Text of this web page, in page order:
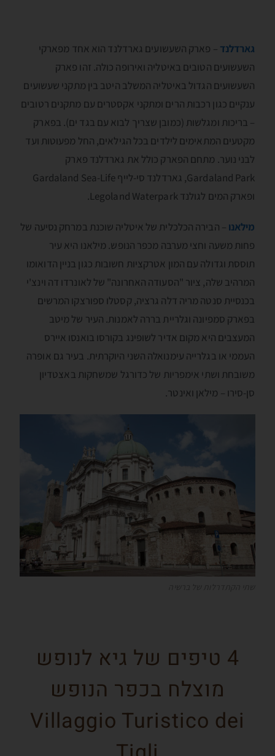
גארדלנד – פארק השעשועים גארדלנד הוא אחד מפארקי
השעשועים הטובים באיטליה ואירופה כולה. זהו פארק
השעשועים הגדול באיטליה המשלב היטב בין מתקני שעשועים
ענקיים כגון רכבות הרים ומתקני אקסטרים עם מתקנים רטובים
– בריכות ומגלשות (כמובן שצריך לבוא עם בגד ים). בפארק
מקטעים המתאימים לילדים בכל הגילאים, החל מפעוטות ועד
לבני נוער. מתחם הפארק כולל את גארדלנד פארק
Gardaland Park, גארדלנד סי-לייף Gardaland Sea-Life
ופארק המים לגולנד Legoland Waterpark.
מילאנו – הבירה הכלכלית של איטליה שוכנת במרחק נסיעה של
פחות משעה וחצי מערבה מכפר הנופש. מילאנו היא עיר
תוססת וגדולה עם המון אטרקציות חשובות כגון בניין הדואומו
המרהיב שלה, ציור "הסעודה האחרונה" של לאונרדו דה וינצ'י
בכנסיית סנטה מריה דלה גרציה, קסטלו ספורצקו המרשים
בפארק סמפיונה וגלריית בררה לאמנות. העיר של מיטב
המעצבים היא מקום אדיר לשופינג בקורסו בואנסו איירס
העממי או בגלרייה עימנואלה השני היוקרתית. בעיר גם אופרה
משובחת ושתי אימפריות של כדורגל שמשחקות באצטדיון
סן-סירו – מילאן ואינטר.
4 טיפים של גיא לנופש
מוצלח בכפר הנופש
Villaggio Turistico dei